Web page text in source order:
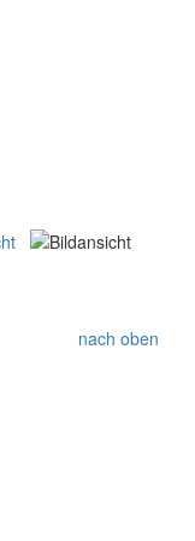
nach oben